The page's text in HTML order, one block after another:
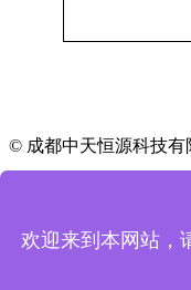
© 成都中天恒源科技有
网站首页
产品中心
欢迎来到本网站，